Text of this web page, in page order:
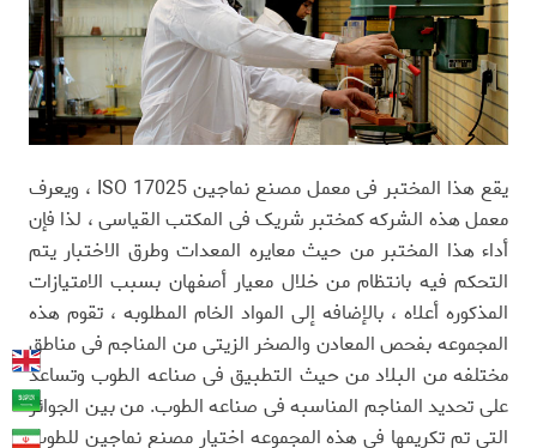
یقع هذا المختبر فی معمل مصنع نماجین ISO 17025 ، ویعرف
معمل هذه الشرکه کمختبر شریک فی المکتب القیاسی ، لذا فإن
أداء هذا المختبر من حیث معایره المعدات وطرق الاختبار یتم
التحکم فیه بانتظام من خلال معیار أصفهان بسبب الامتیازات
المذکوره أعلاه ، بالإضافه إلى المواد الخام المطلوبه ، تقوم هذه
المجموعه بفحص المعادن والصخر الزیتی من المناجم فی مناطق
مختلفه من البلاد من حیث التطبیق فی صناعه الطوب وتساعد
على تحدید المناجم المناسبه فی صناعه الطوب. من بین الجوائز
التی تم تکریمها فی هذه المجموعه اختیار مصنع نماجین للطوب